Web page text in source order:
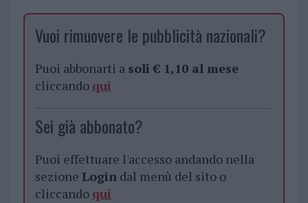
Vuoi rimuovere le pubblicità nazionali?
Puoi abbonarti a soli € 1,10 al mese
cliccando qui
Sei già abbonato?
Puoi effettuare l'accesso andando nella
sezione Logindal menù del sito o
cliccando qui